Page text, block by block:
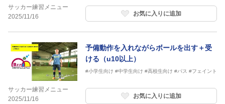
サッカー練習メニュー
2025/11/16
お気に入りに追加
サッカー練習メニュー
2025/11/16
予備動作を入れながらボールを出す＋受
ける（u10以上）
#小学生向け #中学生向け #高校生向け #パス #フェイント
お気に入りに追加